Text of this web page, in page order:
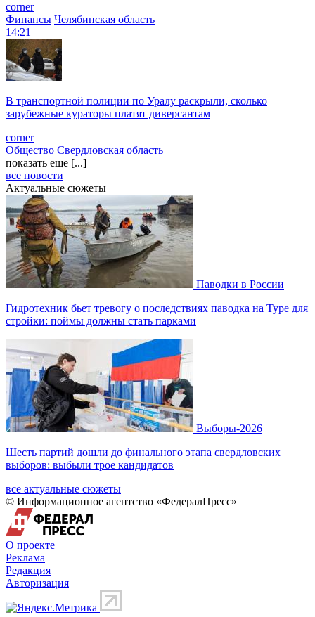
corner
Финансы Челябинская область
14:21
В транспортной полиции по Уралу раскрыли, сколько
зарубежные кураторы платят диверсантам
corner
Общество Свердловская область
показать еще [...]
все новости
Актуальные сюжеты
Паводки в России
Гидротехник бьет тревогу о последствиях паводка на Туре для
стройки: поймы должны стать парками
Выборы-2026
Шесть партий дошли до финального этапа свердловских
выборов: выбыли трое кандидатов
все актуальные сюжеты
© Информационное агентство «ФедералПресс»
О проекте
Реклама
Редакция
Авторизация